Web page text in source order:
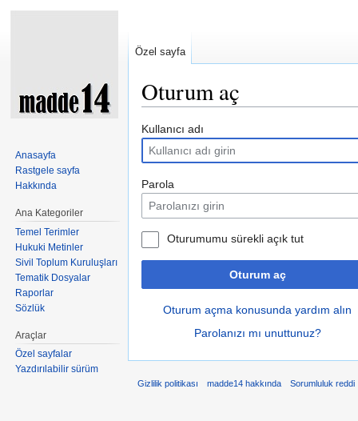
Oturum aç
Kullanıcı adı
Parola
Oturumumu sürekli açık tut
Oturum aç
Oturum açma konusunda yardım alın
Parolanızı mı unuttunuz?
Özel sayfa
Anasayfa
Rastgele sayfa
Hakkında
Ana Kategoriler
Temel Terimler
Hukuki Metinler
Sivil Toplum Kuruluşları
Tematik Dosyalar
Raporlar
Sözlük
Araçlar
Özel sayfalar
Yazdırılabilir sürüm
Gizlilik politikası madde14 hakkında Sorumluluk reddi